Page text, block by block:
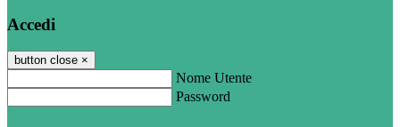
Accedi
button close ×
Nome Utente
Password